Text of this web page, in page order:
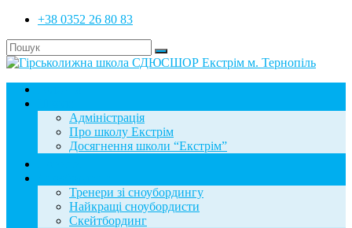
+38 0352 26 80 83
Адміністрація
Про школу Екстрім
Досягнення школи “Екстрім”
Тренери зі сноубордингу
Найкращі сноубордисти
Скейтбординг